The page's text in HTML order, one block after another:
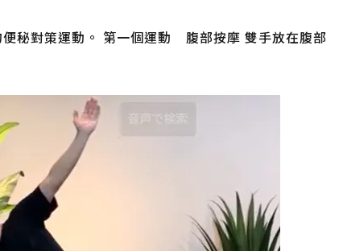
秘對策運動。 第一個運動 腹部按摩 雙手放在腹部